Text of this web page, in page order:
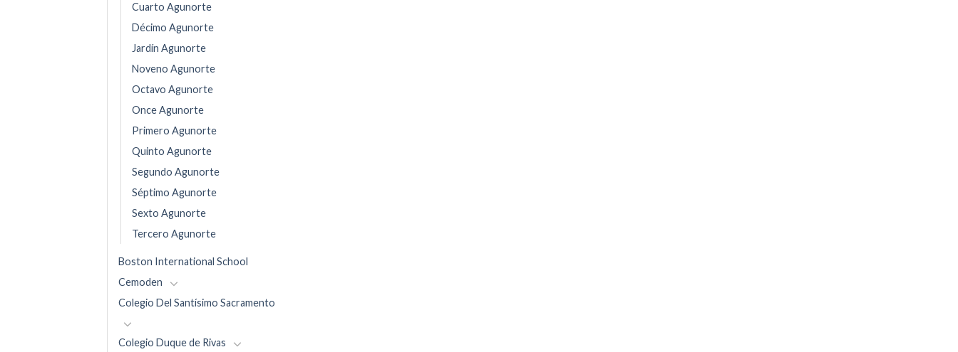
Cuarto Agunorte
Décimo Agunorte
Jardín Agunorte
Noveno Agunorte
Octavo Agunorte
Once Agunorte
Primero Agunorte
Quinto Agunorte
Segundo Agunorte
Séptimo Agunorte
Sexto Agunorte
Tercero Agunorte
Boston International School
Cemoden
Colegio Del Santísimo Sacramento
Colegio Duque de Rivas